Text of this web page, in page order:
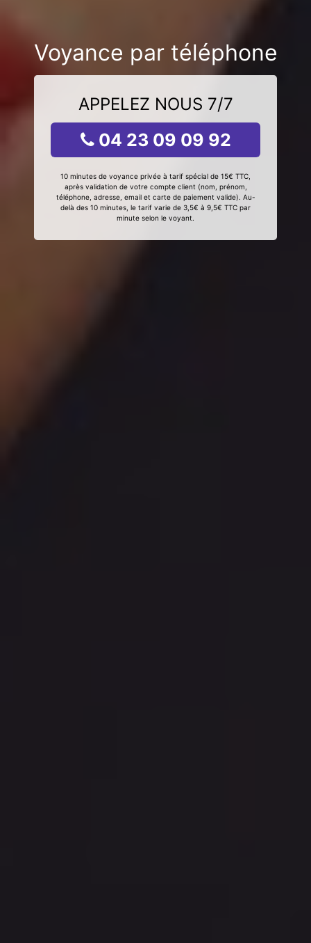
Voyance par téléphone
APPELEZ NOUS 7/7
04 23 09 09 92
10 minutes de voyance privée à tarif spécial de 15€ TTC,
après validation de votre compte client (nom, prénom,
téléphone, adresse, email et carte de paiement valide). Au-
delà des 10 minutes, le tarif varie de 3,5€ à 9,5€ TTC par
minute selon le voyant.